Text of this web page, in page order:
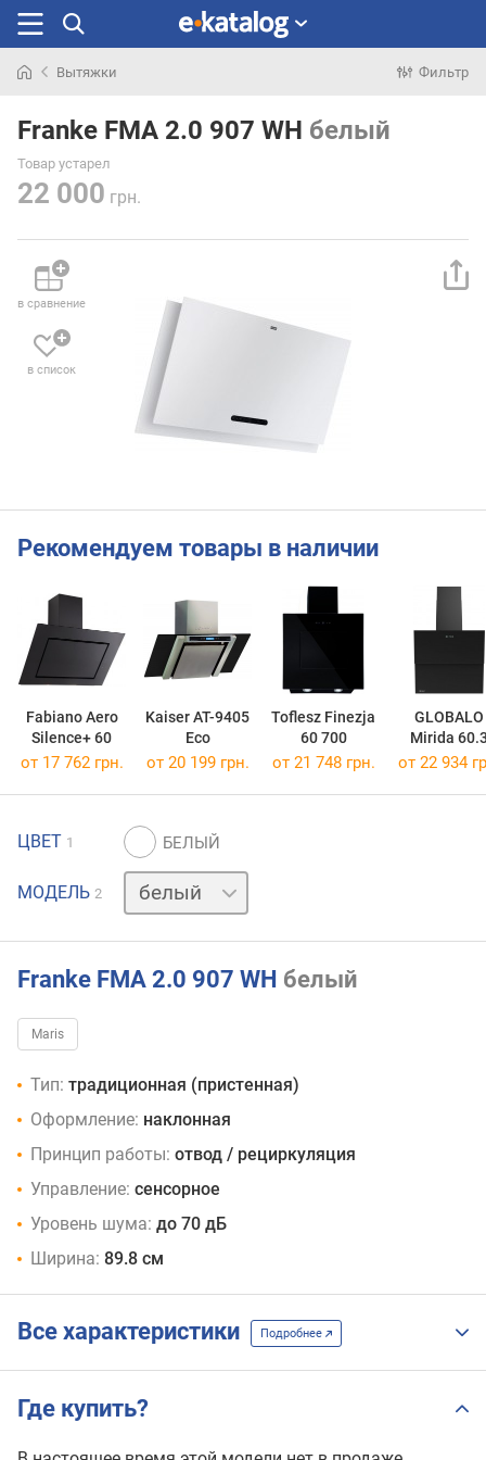
раньше
Вытяжки Фильтр
Franke FMA 2.0 907 WH белый
Товар устарел
22 000 грн.
в сравнение
в список
Рекомендуем товары в наличии
Fabiano Aero
Silence+ 60
Kaiser AT-9405
Eco
Toflesz Finezja
60 700
GLOBALO
Mirida
от 17 762 грн. от 20 199 грн. от 21 748 грн. от 22 934
ЦВЕТ 1
МОДЕЛЬ 2
черный
Franke FMA 2.0 907 WH белый
Maris
Тип: традиционная (пристенная)
Оформление: наклонная
Принцип работы: отвод / рециркуляция
Управление: сенсорное
Уровень шума: до 70 дБ
Ширина: 89.8 см
Все характеристики Подробнее
Где купить?